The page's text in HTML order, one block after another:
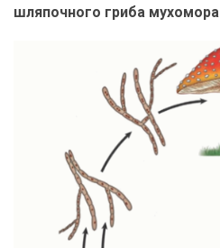
шляпочного гриба мухомора